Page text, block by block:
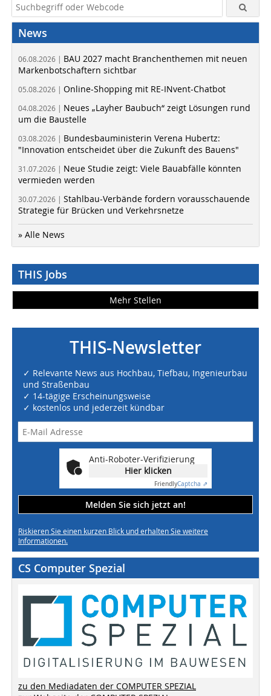
News
06.08.2026 | BAU 2027 macht Branchenthemen mit neuen
Markenbotschaftern sichtbar
05.08.2026 | Online-Shopping mit RE-INvent-Chatbot
04.08.2026 | Neues „Layher Baubuch“ zeigt Lösungen rund
um die Baustelle
03.08.2026 | Bundesbauministerin Verena Hubertz:
"Innovation entscheidet über die Zukunft des Bauens"
31.07.2026 | Neue Studie zeigt: Viele Bauabfälle könnten
vermieden werden
30.07.2026 | Stahlbau-Verbände fordern vorausschauende
Strategie für Brücken und Verkehrsnetze
» Alle News
THIS Jobs
Mehr Stellen
THIS-Newsletter
✓ Relevante News aus Hochbau, Tiefbau, Ingenieurbau
und Straßenbau
✓ 14-tägige Erscheinungsweise
✓ kostenlos und jederzeit kündbar
Anti-Roboter-Verifizierung
Hier klicken
FriendlyCaptcha ⇗
Melden Sie sich jetzt an!
Riskieren Sie einen kurzen Blick und erhalten Sie weitere
Informationen.
CS Computer Spezial
zu den Mediadaten der COMPUTER SPEZIAL